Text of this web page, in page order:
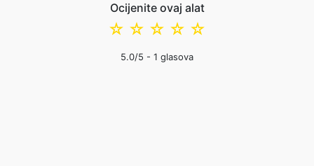
Ocijenite ovaj alat
☆
☆
☆
☆
☆
5.0/5 - 1 glasova